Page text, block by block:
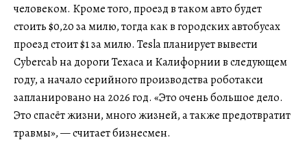
человеком. Кроме того, проезд в таком авто будет
стоить $0,20 за милю, тогда как в городских автобусах
проезд стоит $1 за милю. Tesla планирует вывести
Cybercab на дороги Техаса и Калифорнии в следующем
году, а начало серийного производства роботакси
запланировано на 2026 год. «Это очень большое дело.
Это спасёт жизни, много жизней, а также предотвратит
травмы», — считает бизнесмен.